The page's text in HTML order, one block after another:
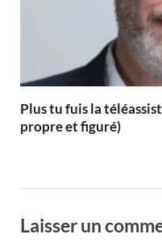
Plus tu fuis la
propre et figuré)
Laisser un